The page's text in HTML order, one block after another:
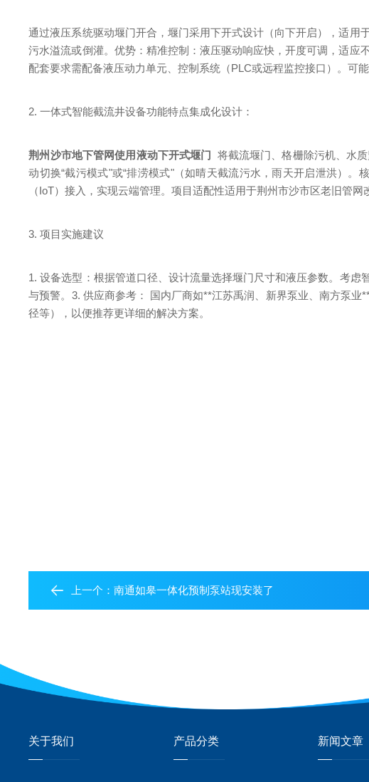
通过液压系统驱动堰门开合，堰门采用下开式设计（向下开启），适
污水溢流或倒灌。优势：精准控制：液压驱动响应快，开度可调，适应
配套要求需配备液压动力单元、控制系统（PLC或远程监控接口）。可
2. 一体式智能截流井设备功能特点集成化设计：
荆州沙市地下管网使用液动下开式堰门 将截流堰门、格栅除污机、水
动切换“截污模式"或“排涝模式"（如晴天截流污水，雨天开启泄洪）
（IoT）接入，实现云端管理。项目适配性适用于荆州市沙市区老旧管
3. 项目实施建议
1. 设备选型：根据管道口径、设计流量选择堰门尺寸和液压参数。考
与预警。3. 供应商参考： 国内厂商如**江苏禹润、新界泵业、南方泵
径等），以便推荐更详细的解决方案。
上一个：南通如皋一体化预制泵站现安装了
关于我们 产品分类 新闻文章